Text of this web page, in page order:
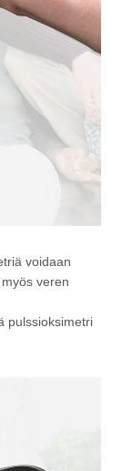
voidaan
veren
pulssioksimetri